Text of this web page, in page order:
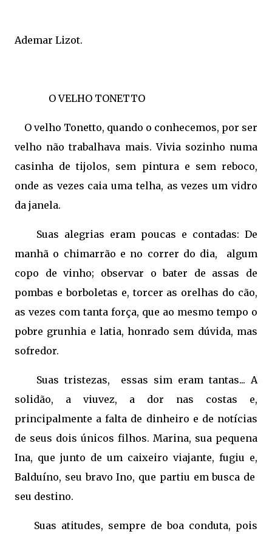
Ademar Lizot.
O VELHO TONETTO
O velho Tonetto, quando o conhecemos, por ser
velho não trabalhava mais. Vivia sozinho numa
casinha de tijolos, sem pintura e sem reboco,
onde as vezes caia uma telha, as vezes um vidro
da janela.
Suas alegrias eram poucas e contadas: De
manhã o chimarrão e no correr do dia, algum
copo de vinho; observar o bater de assas de
pombas e borboletas e, torcer as orelhas do cão,
as vezes com tanta força, que ao mesmo tempo o
pobre grunhia e latia, honrado sem dúvida, mas
sofredor.
Suas tristezas, essas sim eram tantas... A
solidão, a viuvez, a dor nas costas e,
principalmente a falta de dinheiro e de notícias
de seus dois únicos filhos. Marina, sua pequena
Ina, que junto de um caixeiro viajante, fugiu e,
Balduíno, seu bravo Ino, que partiu em busca de
seu destino.
Suas atitudes, sempre de boa conduta, pois